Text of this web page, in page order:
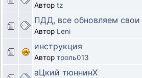
Автор tz
ПДД, все обновляем свои
Автор Leni
инструкция
Автор троль013
аЦкий тюннинХ